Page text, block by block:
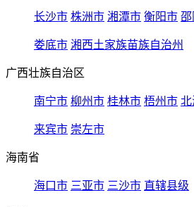
长沙市 株洲市 湘潭市 衡阳市 邵
娄底市 湘西土家族苗族自治州
广西壮族自治区
南宁市 柳州市 桂林市 梧州市 北
来宾市 崇左市
海南省
海口市 三亚市 三沙市 直辖县级